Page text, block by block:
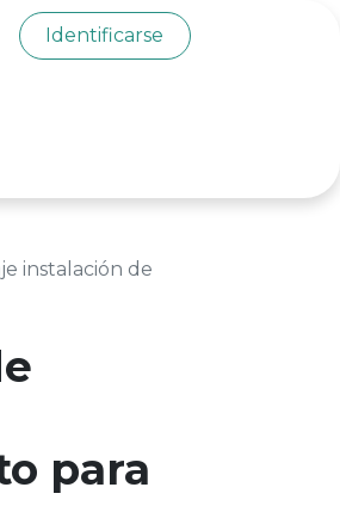
Identificarse
instalación de
para